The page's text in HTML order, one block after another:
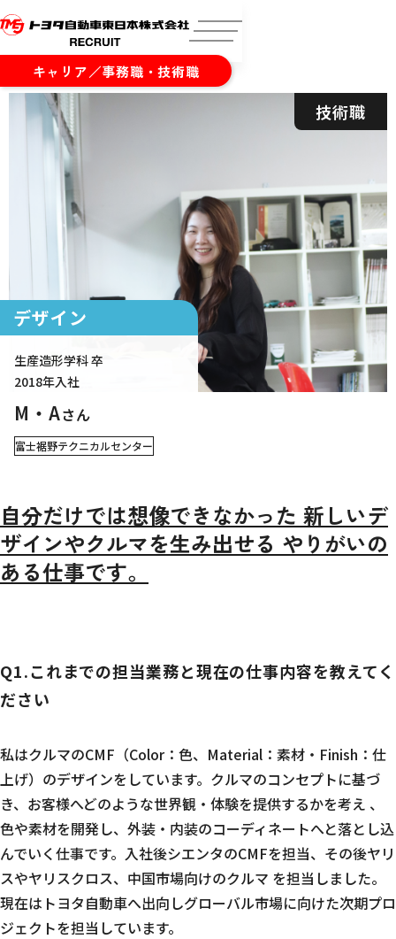
キャリア／事務職・技術職
技術職
デザイン
生産造形学科 卒
2018年入社
M・Aさん
富士裾野テクニカルセンター
自分だけでは想像できなかった 新しいデ
ザインやクルマを生み出せる やりがいの
ある仕事です。
Q1.これまでの担当業務と現在の仕事内容を教えてく
ださい
私はクルマのCMF（Color：色、Material：素材・Finish：仕
上げ）のデザインをしています。クルマのコンセプトに基づ
き、お客様へどのような世界観・体験を提供するかを考え 、
色や素材を開発し、外装・内装のコーディネートへと落とし込
んでいく仕事です。入社後シエンタのCMFを担当、その後ヤリ
スやヤリスクロス、中国市場向けのクルマ を担当しました。
現在はトヨタ自動車へ出向しグローバル市場に向けた次期プロ
ジェクトを担当しています。